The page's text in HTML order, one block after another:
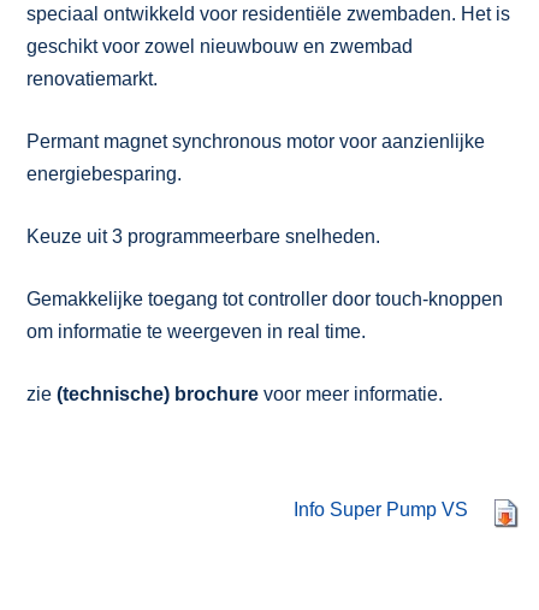
speciaal ontwikkeld voor residentiële zwembaden. Het is
geschikt voor zowel nieuwbouw en zwembad
renovatiemarkt.
Permant magnet synchronous motor voor aanzienlijke
energiebesparing.
Keuze uit 3 programmeerbare snelheden.
Gemakkelijke toegang tot controller door touch-knoppen
om informatie te weergeven in real time.
zie (technische) brochure voor meer informatie.
Info Super Pump VS